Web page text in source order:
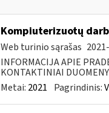
Kompiuterizuotų
Web turinio sąrašas
INFORMACIJA APIE
KONTAKTINIAI
Metai: 2021 Pagrindinis: